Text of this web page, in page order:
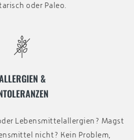
oder Paleo.
&
Lebensmittelallergien? Magst
nicht? Kein Problem,